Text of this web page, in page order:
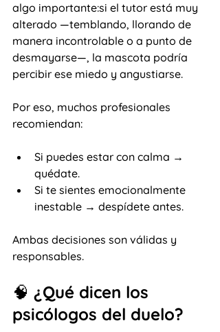
algo importante:si el tutor está muy
alterado —temblando, llorando de
manera incontrolable o a punto de
desmayarse—, la mascota podría
percibir ese miedo y angustiarse.
Por eso, muchos profesionales
recomiendan:
Si puedes estar con calma →
quédate.
Si te sientes emocionalmente
inestable → despídete antes.
Ambas decisiones son válidas y
responsables.
🧠 ¿Qué dicen los
psicólogos del duelo?